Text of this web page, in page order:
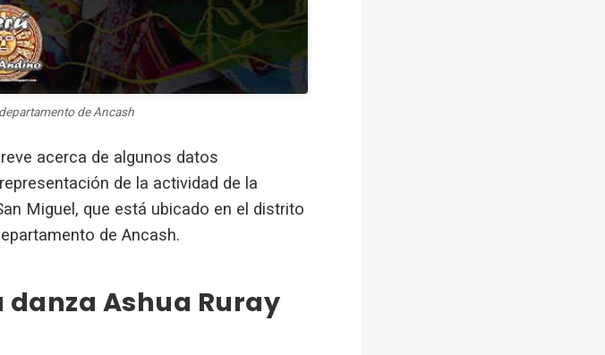
de Ancash
acerca de algunos datos
de la actividad de la
Miguel, que está ubicado en el distrito
de Ancash.
Ashua Ruray